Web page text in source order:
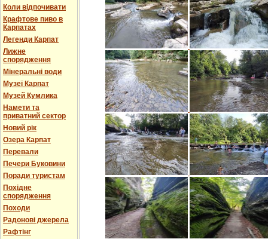
Коли відпочивати
Крафтове пиво в
Карпатах
Легенди Карпат
Лижне
спорядження
Мінеральні води
Музеї Карпат
Музей Кумлика
Намети та
приватний сектор
Новий рік
Озера Карпат
Перевали
Печери Буковини
Поради туристам
Похідне
спорядження
Походи
Радонові джерела
Рафтінг